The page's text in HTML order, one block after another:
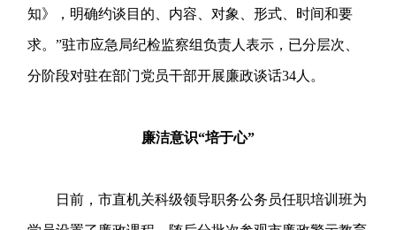
知》，明确约谈目的、内容、对象、形式、时间和要
求。”驻市应急局纪检监察组负责人表示，已分层次、
分阶段对驻在部门党员干部开展廉政谈话34人。
廉洁意识“培于心”
日前，市直机关科级领导职务公务员任职培训班为